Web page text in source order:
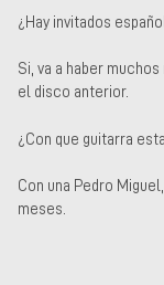
¿Hay invitados
Si, va a haber
el disco anterior.
¿Con que guitarra
Con una Pedro
meses.